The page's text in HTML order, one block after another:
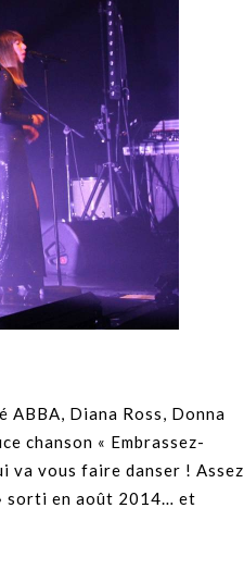
ABBA, Diana Ross, Donna
chanson « Embrassez-
va vous faire danser ! Assez
sorti en août 2014… et